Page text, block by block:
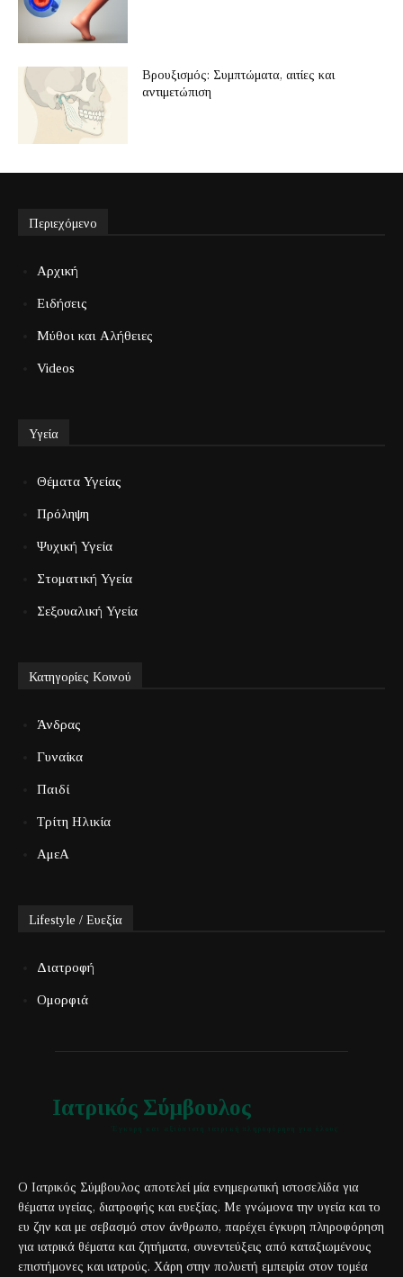
Βρουξισμός: Συμπτώματα, αιτίες και
αντιμετώπιση
Περιεχόμενο
Αρχική
Ειδήσεις
Μύθοι και Αλήθειες
Videos
Υγεία
Θέματα Υγείας
Πρόληψη
Ψυχική Υγεία
Στοματική Υγεία
Σεξουαλική Υγεία
Κατηγορίες Κοινού
Άνδρας
Γυναίκα
Παιδί
Τρίτη Ηλικία
ΑμεΑ
Lifestyle / Ευεξία
Διατροφή
Ομορφιά
Ιατρικός Σύμβουλος
Ο Ιατρικός Σύμβουλος αποτελεί μία ενημερωτική ιστοσελίδα για
θέματα υγείας, διατροφής και ευεξίας. Με γνώμονα την υγεία και το
ευ ζην και με σεβασμό στον άνθρωπο, παρέχει έγκυρη πληροφόρηση
για ιατρικά θέματα και ζητήματα, συνεντεύξεις από καταξιωμένους
επιστήμονες και ιατρούς. Χάρη στην πολυετή εμπειρία στον τομέα